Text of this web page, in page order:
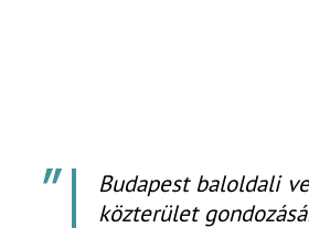
Budapest baloldali
közterület